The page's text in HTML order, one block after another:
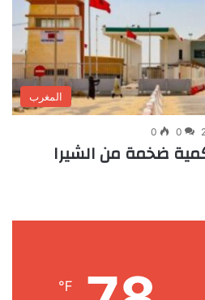
المغرب
0
0
ضخمة من الشيرا
℉